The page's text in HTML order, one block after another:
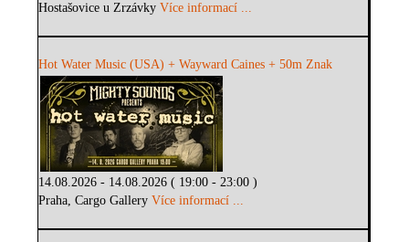
Hostašovice u ZrzávkyVíce informací ...
Hot Water Music (USA) + Wayward Caines + 50m Znak
14.08.2026 - 14.08.2026 ( 19:00 - 23:00 )
Praha, Cargo GalleryVíce informací ...